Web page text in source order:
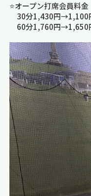
⭐オープン打席会員料金
30分1,430円→1,100
60分1,760円→1,650